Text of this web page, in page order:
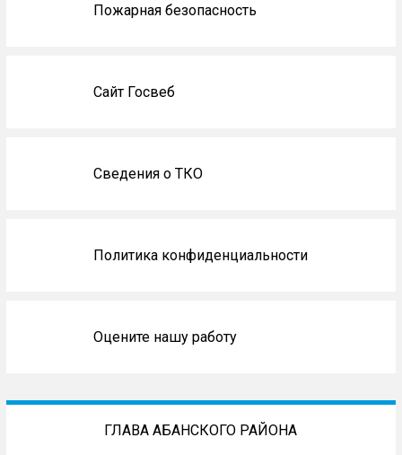
Пожарная безопасность
Сайт Госвеб
Сведения о ТКО
Политика конфиденциальности
Оцените нашу работу
ГЛАВА АБАНСКОГО РАЙОНА